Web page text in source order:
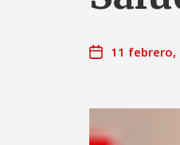
11 febrero,